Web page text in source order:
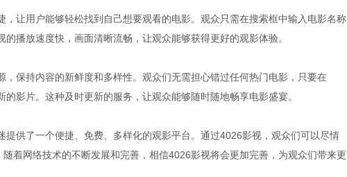
让用户能够轻松找到自己想要观看的电影。观众只需在搜索框中输入电影名称
播放速度快，画面清晰流畅，让观众能够获得更好的观影体验。
保持内容的新鲜度和多样性。观众们无需担心错过任何热门电影，只要在
影片。这种及时更新的服务，让观众能够随时随地畅享电影盛宴。
供了一个便捷、免费、多样化的观影平台。通过4026影视，观众们可以尽情
着网络技术的不断发展和完善，相信4026影视将会更加完善，为观众们带来更